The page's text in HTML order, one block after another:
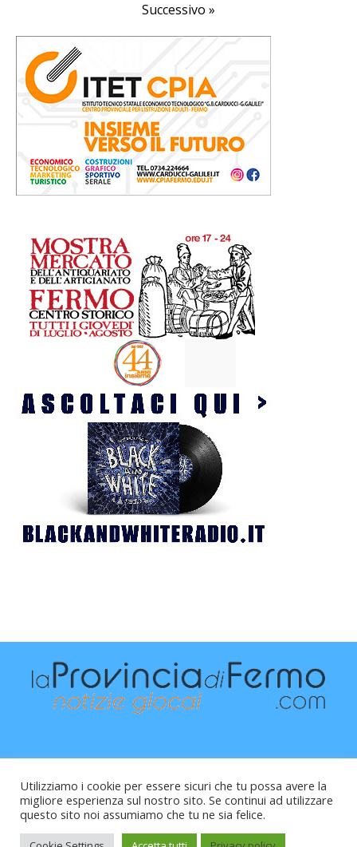
Successivo »
Raffaele Vitali - via Leopardi 10 - 61121 Pesaro (PU) -
Utilizziamo i cookie per essere sicuri che tu possa avere la
migliore esperienza sul nostro sito. Se continui ad utilizzare
questo sito noi assumiamo che tu ne sia felice.